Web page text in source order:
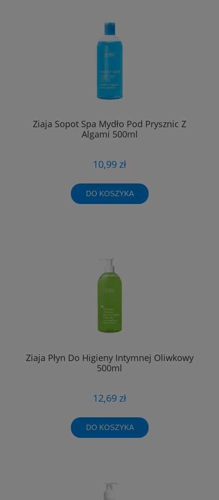
Ziaja Sopot Spa Mydło Pod Prysznic Z
Algami 500ml
10,99 zł
DO KOSZYKA
Ziaja Płyn Do Higieny Intymnej Oliwkowy
500ml
12,69 zł
DO KOSZYKA